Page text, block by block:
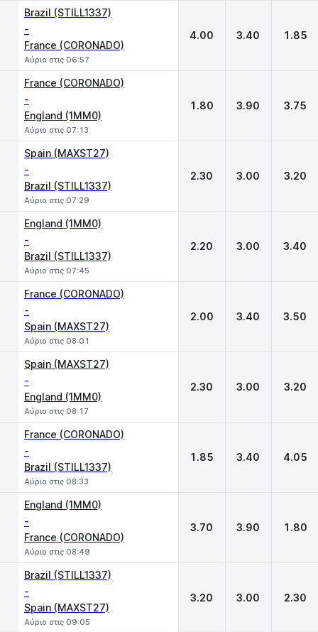
Brazil (STILL1337)
-
France (CORONADO)
Αύριο στις 06:57
4.00 3.40 1.85
France (CORONADO)
-
England (1MM0)
Αύριο στις 07:13
1.80 3.90 3.75
Spain (MAXST27)
-
Brazil (STILL1337)
Αύριο στις 07:29
2.30 3.00 3.20
England (1MM0)
-
Brazil (STILL1337)
Αύριο στις 07:45
2.20 3.00 3.40
France (CORONADO)
-
Spain (MAXST27)
Αύριο στις 08:01
2.00 3.40 3.50
Spain (MAXST27)
-
England (1MM0)
Αύριο στις 08:17
2.30 3.00 3.20
France (CORONADO)
-
Brazil (STILL1337)
Αύριο στις 08:33
1.85 3.40 4.05
England (1MM0)
-
France (CORONADO)
Αύριο στις 08:49
3.70 3.90 1.80
Brazil (STILL1337)
-
Spain (MAXST27)
Αύριο στις 09:05
3.20 3.00 2.30